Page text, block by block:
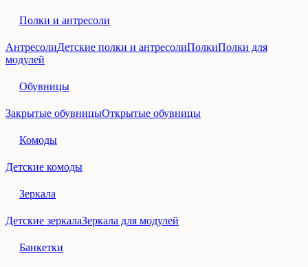
Полки и антресоли
АнтресолиДетские полки и антресолиПолкиПолки для
модулей
Обувницы
Закрытые обувницыОткрытые обувницы
Комоды
Детские комоды
Зеркала
Детские зеркалаЗеркала для модулей
Банкетки